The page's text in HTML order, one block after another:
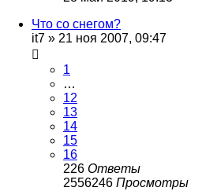
Что со снегом?
it7 » 21 ноя 2007, 09:47
1
…
12
13
14
15
16
226 Ответы
2556246 Просмотры